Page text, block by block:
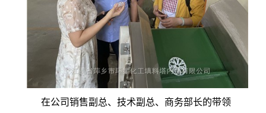
在公司销售副总、技术副总、商务部长的带领